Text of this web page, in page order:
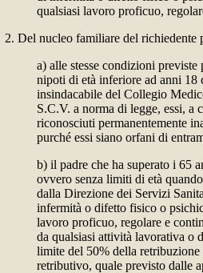
qualsiasi lavoro proficuo,
2. Del nucleo familiare del richiedente
a) alle stesse condizioni
nipoti di età inferiore ad anni
insindacabile del Collegio
S.C.V. a norma di legge, essi, a
riconosciuti permanentemente
purché essi siano orfani di
b) il padre che ha superato i 65
ovvero senza limiti di età
dalla Direzione dei Servizi
infermità o difetto fisico o
lavoro proficuo, regolare e
da qualsiasi attività lavorativa o
limite del 50% della
retributivo, quale previsto dalle